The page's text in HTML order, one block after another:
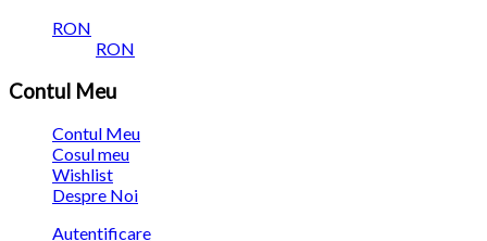
RON
RON
Contul Meu
Contul Meu
Cosul meu
Wishlist
Despre Noi
Autentificare